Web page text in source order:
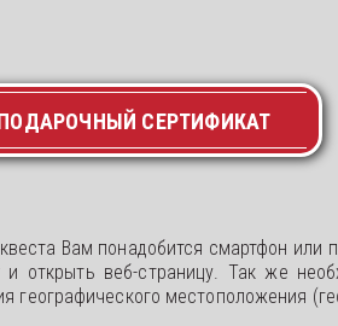
СЕРТИФИКАТ
Вам понадобится смартфон или
открыть веб-страницу. Так же
географического местоположения